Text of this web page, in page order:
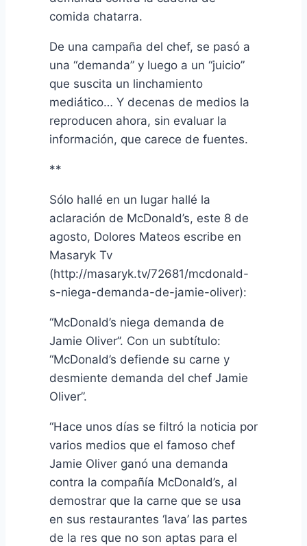
comida chatarra.
De una campaña del chef, se pasó a
una “demanda” y luego a un “juicio”
que suscita un linchamiento
mediático… Y decenas de medios la
reproducen ahora, sin evaluar la
información, que carece de fuentes.
**
Sólo hallé en un lugar hallé la
aclaración de McDonald’s, este 8 de
agosto, Dolores Mateos escribe en
Masaryk Tv
(http://masaryk.tv/72681/mcdonald-
s-niega-demanda-de-jamie-oliver):
“McDonald’s niega demanda de
Jamie Oliver”. Con un subtítulo:
“McDonald’s defiende su carne y
desmiente demanda del chef Jamie
Oliver”.
“Hace unos días se filtró la noticia por
varios medios que el famoso chef
Jamie Oliver ganó una demanda
contra la compañía McDonald’s, al
demostrar que la carne que se usa
en sus restaurantes ‘lava’ las partes
de la res que no son aptas para el